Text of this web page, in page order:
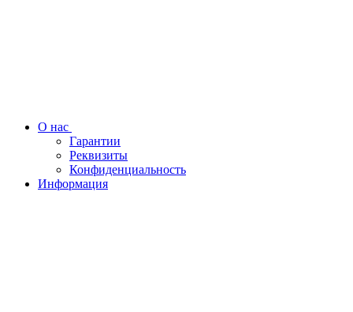
О нас
Гарантии
Реквизиты
Конфиденциальность
Информация